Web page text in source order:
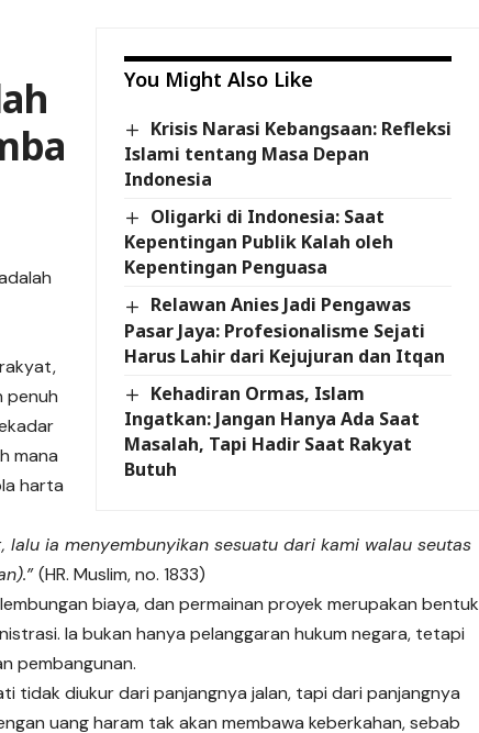
You Might Also Like
Krisis Narasi Kebangsaan: Refleksi
Islami tentang Masa Depan
Indonesia
Oligarki di Indonesia: Saat
Kepentingan Publik Kalah oleh
Kepentingan Penguasa
Relawan Anies Jadi Pengawas
Pasar Jaya: Profesionalisme Sejati
Harus Lahir dari Kejujuran dan Itqan
Kehadiran Ormas, Islam
Ingatkan: Jangan Hanya Ada Saat
Masalah, Tapi Hadir Saat Rakyat
Butuh
penuh
mana
harta
lalu ia menyembunyikan sesuatu dari kami walau seutas
(HR. Muslim, no. 1833)
biaya, dan permainan proyek merupakan bentuk
Ia bukan hanya pelanggaran hukum negara, tetapi
pembangunan.
tidak diukur dari panjangnya jalan, tapi dari panjangnya
uang haram tak akan membawa keberkahan, sebab